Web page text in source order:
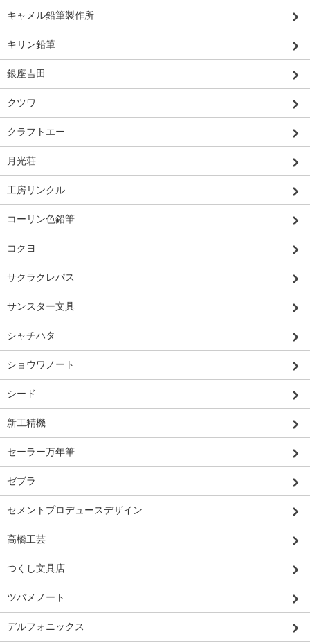
キャメル鉛筆製作所
キリン鉛筆
銀座吉田
クツワ
クラフトエー
月光荘
工房リンクル
コーリン色鉛筆
コクヨ
サクラクレパス
サンスター文具
シャチハタ
ショウワノート
シード
新工精機
セーラー万年筆
ゼブラ
セメントプロデュースデザイン
高橋工芸
つくし文具店
ツバメノート
デルフォニックス